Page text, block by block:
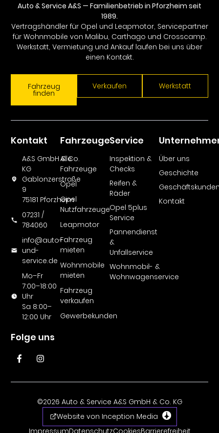
Auto & Service A&S — Familienbetrieb in Pforzheim seit
1989.
Vertragshändler für Opel und Leapmotor, Servicepartner
für Wohnmobile von Malibu, Carthago und Crosscamp.
Werkstatt, Vermietung und Ankauf laufen bei uns über
einen Kontakt.
Fahrzeug
finden
Verkaufen Werkstatt
Kontakt
A&S GmbH & Co.
KG
Gablonzerstraße
9
75181 Pforzheim
07231 /
784060
info@auto-
und-
service.de
Mo–Fr
7:00–18:00
Uhr
Sa 8:00–
12:00 Uhr
Folge uns
Fahrzeuge
Alle
Fahrzeuge
Opel
Opel
Nutzfahrzeuge
Leapmotor
Fahrzeug
mieten
Wohnmobile
mieten
Fahrzeug
verkaufen
Gewerbekunden
Service
Inspektion &
Checks
Reifen &
Räder
Opel 5plus
Service
Pannendienst
&
Unfallservice
Wohnmobil- &
Wohnwagenservice
Über uns
Geschichte
Kontakt
©2026 Auto & Service A&S GmbH & Co. KG
Website von Inception Media
ImpressumDatenschutzCookiesBarrierefreiheit